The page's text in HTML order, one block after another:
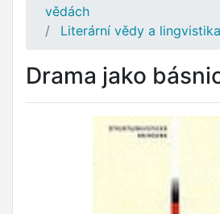
vědách
Literární vědy a lingvistika
Drama jako